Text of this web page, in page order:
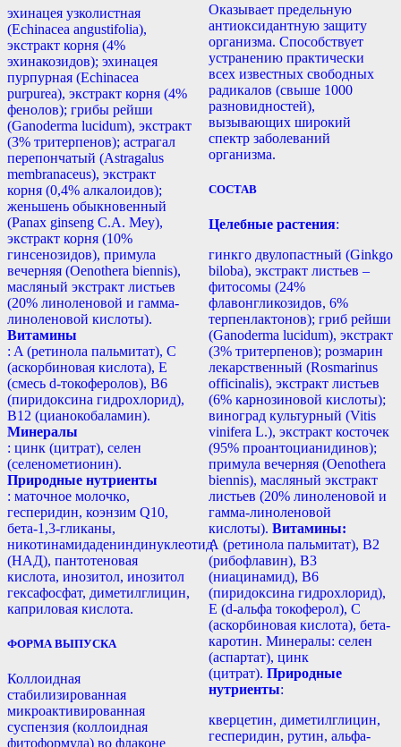
эхинацея узколистная
(Echinacea angustifolia),
экстракт корня (4%
эхинакозидов); эхинацея
пурпурная (Echinacea
purpurea), экстракт корня (4%
фенолов); грибы рейши
(Ganoderma lucidum), экстракт
(3% тритерпенов); астрагал
перепончатый (Astragalus
membranaceus), экстракт
корня (0,4% алкалоидов);
женьшень обыкновенный
(Panax ginseng С.А. Mey),
экстракт корня (10%
гинсенозидов), примула
вечерняя (Oenothera biennis),
масляный экстракт листьев
(20% линоленовой и гамма-
линоленовой кислоты).
Витамины
: A (ретинола пальмитат), С
(аскорбиновая кислота), E
(смесь d-токоферолов), B6
(пиридоксина гидрохлорид),
B12 (цианокобаламин).
Минералы
: цинк (цитрат), селен
(селенометионин).
Природные нутриенты
: маточное молочко,
гесперидин, коэнзим Q10,
бета-1,3-гликаны,
никотинамидадениндинуклеотид
(НАД), пантотеновая
кислота, инозитол, инозитол
гексафосфат, диметилглицин,
каприловая кислота.
ФОРМА ВЫПУСКА
Коллоидная
стабилизированная
микроактивированная
суспензия (коллоидная
фитоформула) во флаконе
Оказывает предельную
антиоксидантную защиту
организма. Способствует
устранению практически
всех известных свободных
радикалов (свыше 1000
разновидностей),
вызывающих широкий
спектр заболеваний
организма.
СОСТАВ
Целебные растения:
гинкго двулопастный (Ginkgo
biloba), экстракт листьев –
фитосомы (24%
флавонгликозидов, 6%
терпенлактонов); гриб рейши
(Ganoderma lucidum), экстракт
(3% тритерпенов); розмарин
лекарственный (Rosmarinus
officinalis), экстракт листьев
(6% карнозиновой кислоты);
виноград культурный (Vitis
vinifera L.), экстракт косточек
(95% проантоцианидинов);
примула вечерняя (Oenothera
biennis), масляный экстракт
листьев (20% линоленовой и
гамма-линоленовой
кислоты). Витамины:
А (ретинола пальмитат), В2
(рибофлавин), В3
(ниацинамид), В6
(пиридоксина гидрохлорид),
Е (d-альфа токоферол), С
(аскорбиновая кислота), бета-
каротин. Минералы: селен
(аспартат), цинк
(цитрат). Природные
нутриенты:
кверцетин, диметилглицин,
гесперидин, рутин, альфа-